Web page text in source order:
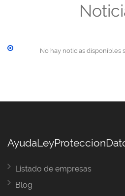
No hay noticias disponibles
Listado de empresas
Blog